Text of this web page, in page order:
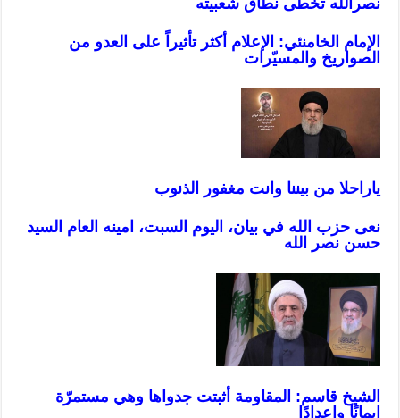
نصرالله تخطى نطاق شعبيته
الإمام الخامنئي: الإعلام أكثر تأثيراً على العدو من
الصواريخ والمسيّرات
ياراحلا من بيننا وانت مغفور الذنوب
نعى حزب الله في بيان، اليوم السبت، امينه العام السيد
حسن نصر الله
الشيخ قاسم: المقاومة أثبتت جدواها وهي مستمرّة
إيمانًا وإعدادًا